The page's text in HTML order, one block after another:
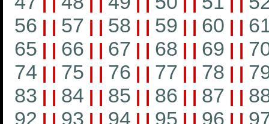
56 | | 57 | | 58 | | 59 | | 60 | |
65 | | 66 | | 67 | | 68 | | 69 | |
74 | | 75 | | 76 | | 77 | | 78 | |
83 | | 84 | | 85 | | 86 | | 87 | |
92 | | 93 | | 94 | | 95 | | 96 | |